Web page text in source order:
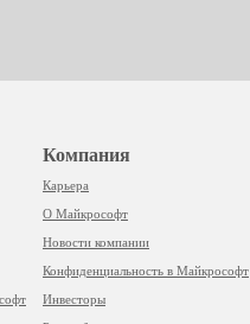
Компания
Карьера
О Майкрософт
Новости компании
Конфиденциальность в Майкрософт
Инвесторы